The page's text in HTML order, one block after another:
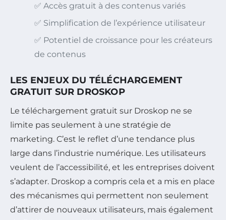
✅ Accès gratuit à des contenus variés
✅ Simplification de l’expérience utilisateur
✅ Potentiel de croissance pour les créateurs
de contenus
LES ENJEUX DU TÉLÉCHARGEMENT
GRATUIT SUR DROSKOP
Le téléchargement gratuit sur Droskop ne se
limite pas seulement à une stratégie de
marketing. C’est le reflet d’une tendance plus
large dans l’industrie numérique. Les utilisateurs
veulent de l’accessibilité, et les entreprises doivent
s’adapter. Droskop a compris cela et a mis en place
des mécanismes qui permettent non seulement
d’attirer de nouveaux utilisateurs, mais également